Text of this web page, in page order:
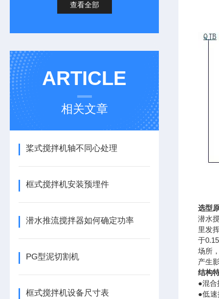
查看全部
ARTICLE
相关文章
桨式搅拌机轴不同心处理
框式搅拌机安装预埋件
潜水推流搅拌器如何确定功率
PG型泥切割机
框式搅拌机设备尺寸表
选型
潜水
里发
于
场所
产生
结构
●混合
●低